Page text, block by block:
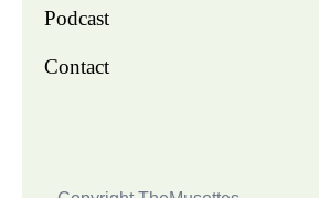
Podcast
Contact